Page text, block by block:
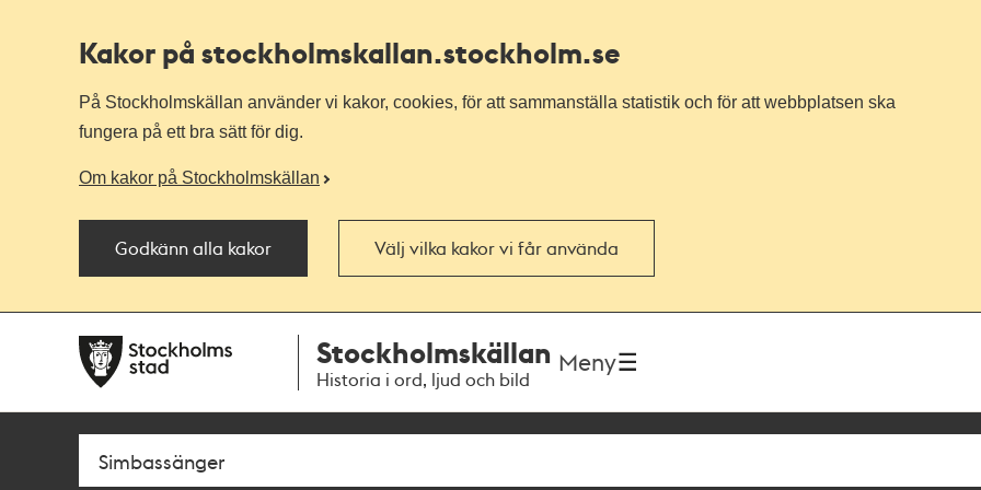
Kakor på stockholmskallan.stockholm.se
På Stockholmskällan använder vi kakor, cookies, för att sammanställa statistik och för att webbplatsen ska
fungera på ett bra sätt för dig.
Om kakor på Stockholmskällan
Godkänn alla kakor Välj vilka kakor vi får använda
navigationen
huvudinnehållet
Stockholmskällan
Historia i ord, ljud och bild
Meny
Sök